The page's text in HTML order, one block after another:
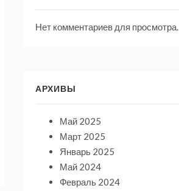
Нет комментариев для просмотра.
АРХИВЫ
Май 2025
Март 2025
Январь 2025
Май 2024
Февраль 2024